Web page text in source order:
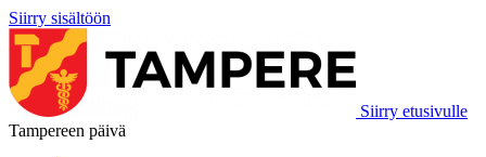
Siirry sisältöön
Siirry etusivulle
Tampereen päivä